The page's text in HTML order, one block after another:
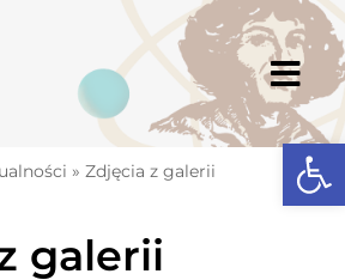
» Zdjęcia z galerii
galerii